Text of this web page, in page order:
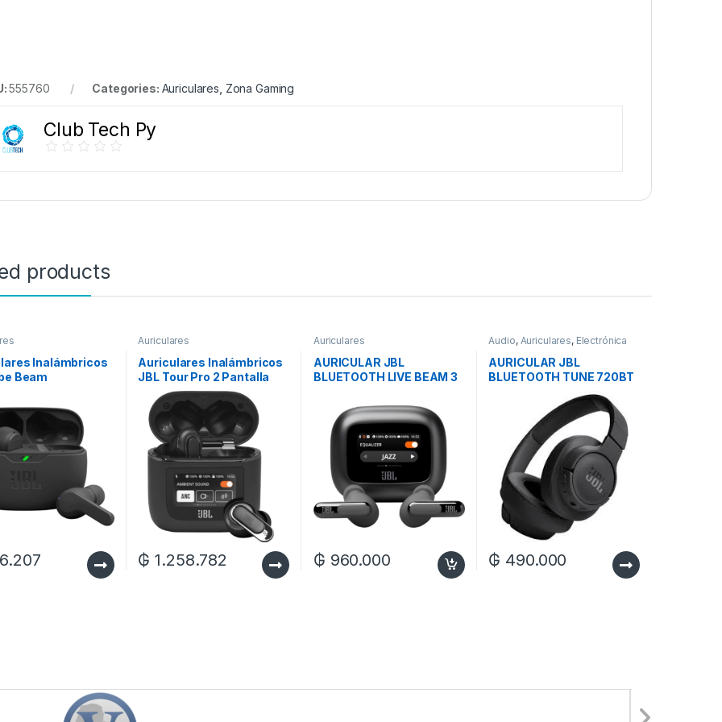
555760 Categories: Auriculares Zona Gaming
Club Tech Py
products
Inalámbricos
Beam
Auriculares
Auriculares Inalámbricos
JBL Tour Pro 2 Pantalla
1.4″ ANC/IPX5 – Black
₲ 1.258.782
Auriculares
AURICULAR JBL
BLUETOOTH LIVE BEAM 3
₲ 960.000
Audio, Auriculares, Electrónica
AURICULAR JBL
BLUETOOTH TUNE 720BT
₲ 490.000